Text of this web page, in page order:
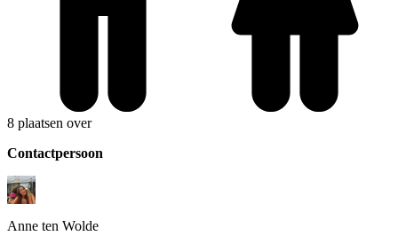
8 plaatsen over
Contactpersoon
Anne ten Wolde